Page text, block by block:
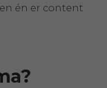
én er content